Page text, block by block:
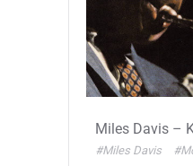
Miles Davis –
#Miles Davis